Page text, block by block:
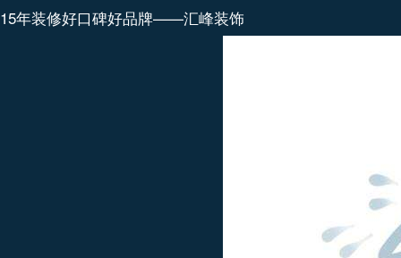
15年装修好口碑好品牌——汇峰装饰